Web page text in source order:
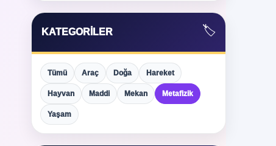
KATEGORILER 🏷️
Tümü Araç Doğa Hareket
Hayvan Maddi Mekan Metafizik
Yaşam